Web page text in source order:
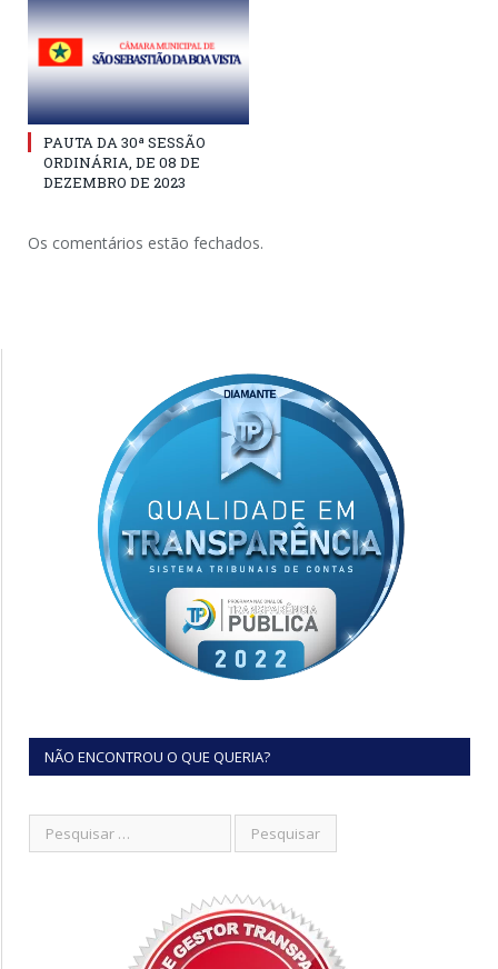
PAUTA DA 30ª SESSÃO
ORDINÁRIA, DE 08 DE
DEZEMBRO DE 2023
Os comentários estão fechados.
NÃO ENCONTROU O QUE QUERIA?